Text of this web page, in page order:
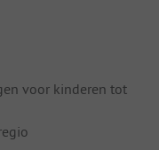
voor kinderen tot